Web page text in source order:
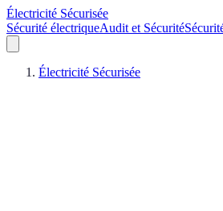
Électricité Sécurisée
Sécurité électriqueAudit et Sécurité
Électricité Sécurisée